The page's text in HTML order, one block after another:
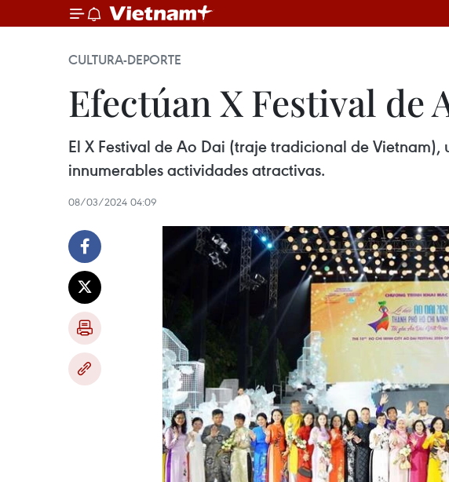
CULTURA-DEPORTE
Efectúan X Festival de
El X Festival de Ao Dai (traje tradicional de
innumerables actividades atractivas.
08/03/2024 04:09